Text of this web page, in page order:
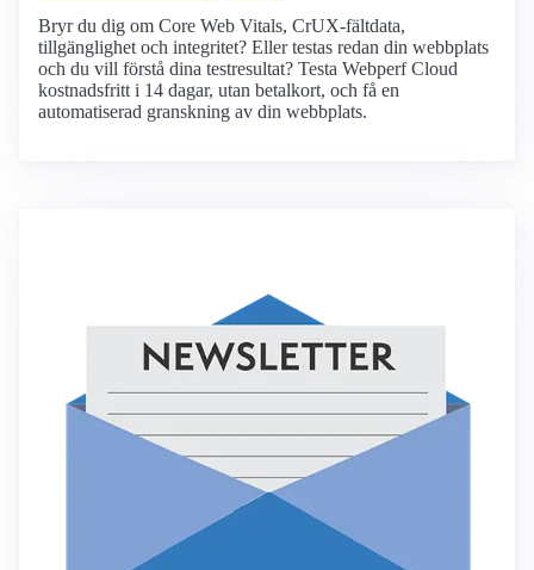
Bryr du dig om Core Web Vitals, CrUX-fältdata,
tillgänglighet och integritet? Eller testas redan din webbplats
och du vill förstå dina testresultat? Testa Webperf Cloud
kostnadsfritt i 14 dagar, utan betalkort, och få en
automatiserad granskning av din webbplats.